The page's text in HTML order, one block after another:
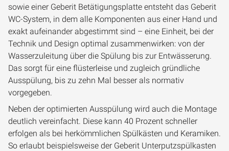
sowie einer Geberit Betätigungsplatte entsteht das Geberit
WC-System, in dem alle Komponenten aus einer Hand und
exakt aufeinander abgestimmt sind – eine Einheit, bei der
Technik und Design optimal zusammenwirken: von der
Wasserzuleitung über die Spülung bis zur Entwässerung.
Das sorgt für eine flüsterleise und zugleich gründliche
Ausspülung, bis zu zehn Mal besser als normativ
vorgegeben.
Neben der optimierten Ausspülung wird auch die Montage
deutlich vereinfacht. Diese kann 40 Prozent schneller
erfolgen als bei herkömmlichen Spülkästen und Keramiken.
So erlaubt beispielsweise der Geberit Unterputzspülkasten